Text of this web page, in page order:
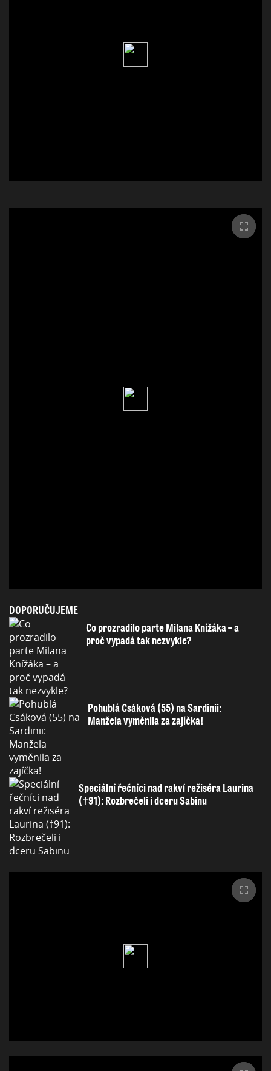
DOPORUČUJEME
Co prozradilo parte Milana Knížáka – a
proč vypadá tak nezvykle?
Pohublá Csáková (55) na Sardinii:
Manžela vyměnila za zajíčka!
Speciální řečníci nad rakví režiséra Laurina
(†91): Rozbrečeli i dceru Sabinu